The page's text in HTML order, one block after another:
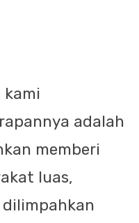
kami
adalah
memberi
luas,